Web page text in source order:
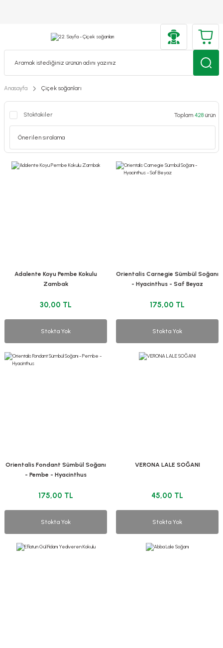
Anasayfa Çiçek soğanları
Stoktakiler Toplam 428 ürün
Adalente Koyu Pembe Kokulu
Zambak
30,00 TL
Stokta Yok
Orientalis Carnegie Sümbül Soğanı
- Hyacinthus - Saf Beyaz
175,00 TL
Stokta Yok
Orientalis Fondant Sümbül Soğanı
- Pembe - Hyacinthus
175,00 TL
Stokta Yok
VERONA LALE SOĞANI
45,00 TL
Stokta Yok